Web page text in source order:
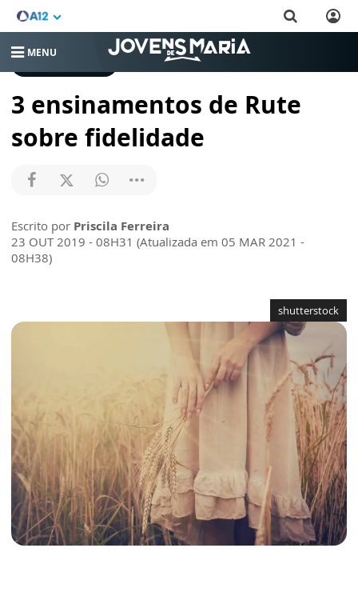
MENU
3 ensinamentos de Rute
sobre fidelidade
Escrito por Priscila Ferreira
23 OUT 2019 - 08H31 (Atualizada em 05 MAR 2021 -
08H38)
shutterstock